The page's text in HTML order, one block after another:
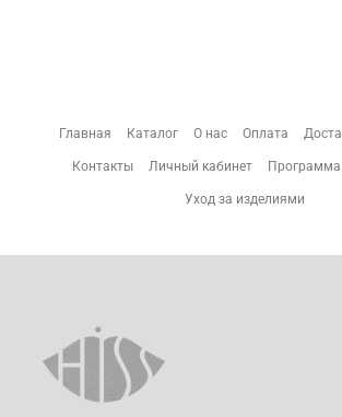
Главная Каталог О нас Оплата
Контакты Личный кабинет Программа
Уход за изделиями